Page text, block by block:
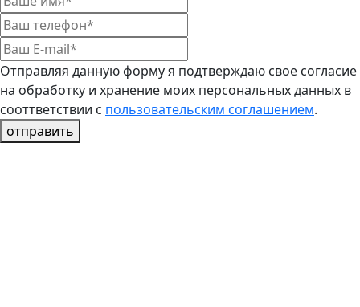
Отправляя данную форму я подтверждаю свое согласие
на обработку и хранение моих персональных данных в
сооттветствии с пользовательским соглашением.
отправить